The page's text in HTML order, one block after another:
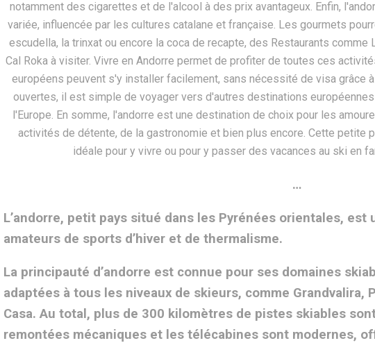
…
L’andorre, petit pays situé dans les Pyrénées orientales,
amateurs de sports d’hiver et de thermalisme.
La principauté d’andorre est connue pour ses domaines
adaptées à tous les niveaux de skieurs, comme Grandvalira,
Casa. Au total, plus de 300 kilomètres de pistes skiables
remontées mécaniques et les télécabines sont modernes,